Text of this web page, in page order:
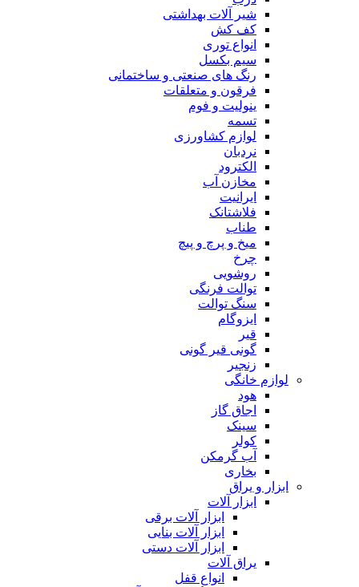
شیر آلات بهداشتی
کف کش
انواع توری
سیم بکسل
رنگ های صنعتی و ساختمانی
فرقون و متعلقات
ینولیت و فوم
تسمه
لوازم کشاورزی
نردبان
الکترود
مخازن آب
ایرانیت
فلاشتانک
طناب
میخ و پرچ و پیچ
چرخ
روشویی
توالت فرنگی
سنگ توالت
ایزوگام
قیر
گونی قیر گونی
زنجیر
لوازم خانگی
هود
اجاق گاز
سینک
کولر
آب گرمکن
بخاری
ابزار و یراق
ابزار آلات
ابزار آلات برقی
ابزار آلات بنایی
ابزار آلات دستی
یراق آلات
انواع قفل